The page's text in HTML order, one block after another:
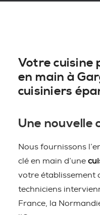
Votre cuisine
en main à
cuisiniers
Une nouvelle
Nous fournissons
clé en main d’une
votre établissement
techniciens
France, la